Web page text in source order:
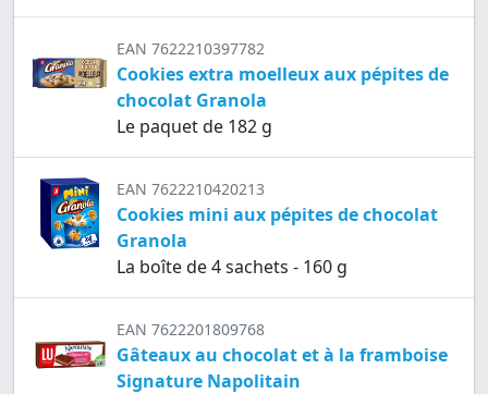
EAN 7622210397782
Cookies extra moelleux aux pépites de
chocolat Granola
Le paquet de 182 g
EAN 7622210420213
Cookies mini aux pépites de chocolat
Granola
La boîte de 4 sachets - 160 g
EAN 7622201809768
Gâteaux au chocolat et à la framboise
Signature Napolitain